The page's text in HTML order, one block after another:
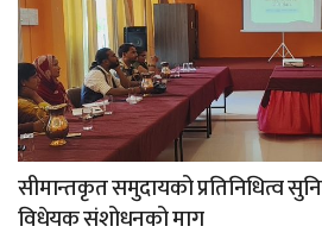
सीमान्तकृत समुदायको प्रतिनिधित्व
विधेयक संशोधनको माग